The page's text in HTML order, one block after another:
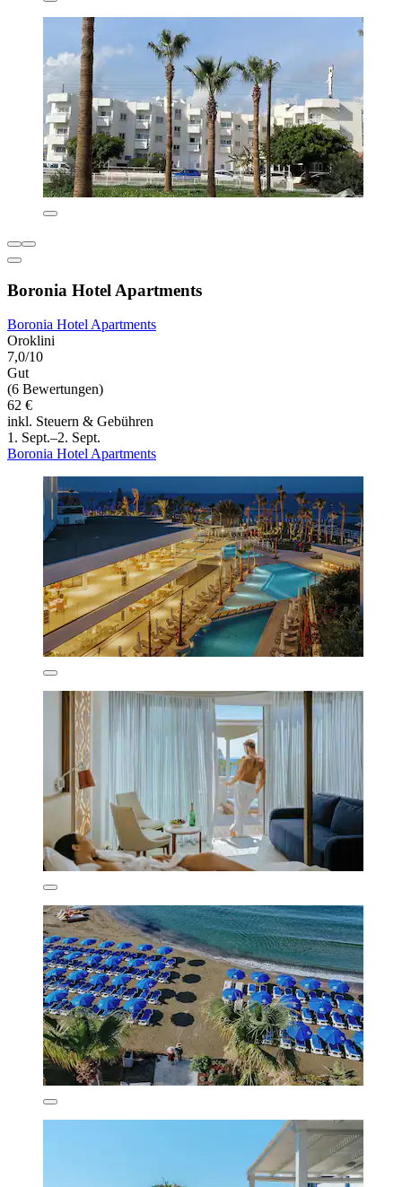
Boronia Hotel Apartments
Boronia Hotel Apartments
Oroklini
7,0/10
Gut
(6 Bewertungen)
62 €
inkl. Steuern & Gebühren
1. Sept.–2. Sept.
Boronia Hotel Apartments